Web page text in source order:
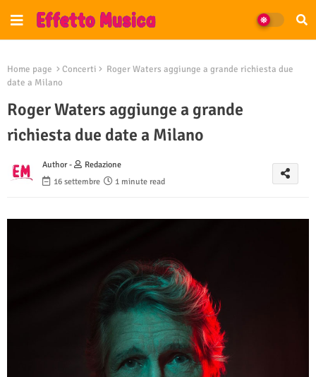
Home page Concerti
Roger Waters aggiunge a grande richiesta due
date a Milano
Roger Waters aggiunge a grande
richiesta due date a Milano
Author -
Redazione
16 settembre
1 minute read